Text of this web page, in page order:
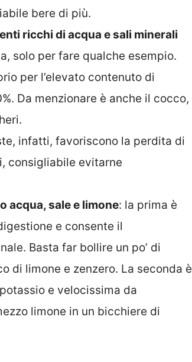
bere di più.
ricchi di acqua e sali minerali
solo per fare qualche esempio.
per l’elevato contenuto di
Da menzionare è anche il cocco,
infatti, favoriscono la perdita di
consigliabile evitarne
acqua, sale e limone: la prima è
e consente il
Basta far bollire un po’ di
di limone e zenzero. La seconda è
e velocissima da
limone in un bicchiere di